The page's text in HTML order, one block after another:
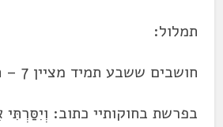
תמלול:
חושבים ששבע תמיד מציין 7 – תחשבו שוב.
בפרשת בחוקותיי כתוב: